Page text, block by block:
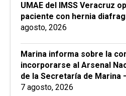
UMAE del IMSS Veracruz
paciente con hernia
agosto, 2026
Marina informa sobre la
incorporarse al Arsenal
de la Secretaría de Marina
7 agosto, 2026